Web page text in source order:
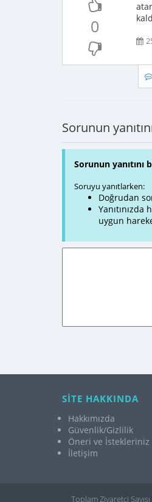
0
Sorunun
Sorunun yanıtını
Soruyu yanıtlarken:
Doğrudan
uygun
SİTE HAKKINDA
Hakkımızda
Güvenlik/Gizlilik
Öneri ve İstekleriniz
İletişim
Toplam Ziyaretçi Sayısı